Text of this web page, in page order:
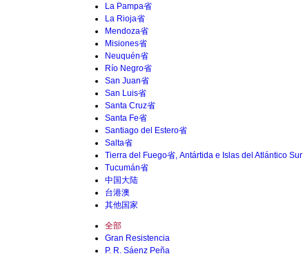
La Pampa省
La Rioja省
Mendoza省
Misiones省
Neuquén省
Río Negro省
San Juan省
San Luis省
Santa Cruz省
Santa Fe省
Santiago del Estero省
Salta省
Tierra del Fuego省, Antártida e Islas del Atlántico Sur
Tucumán省
中国大陆
台港澳
其他国家
全部
Gran Resistencia
P. R. Sáenz Peña